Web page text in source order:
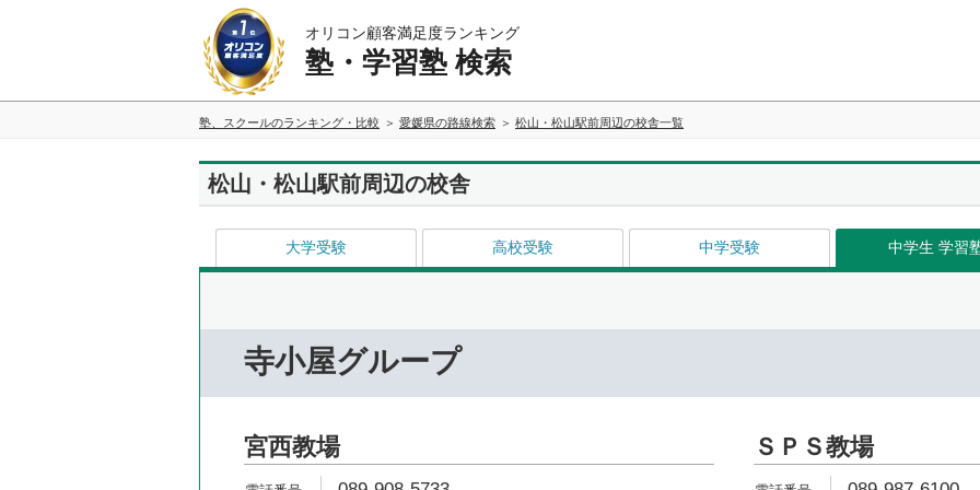
オリコン顧客満足度ランキング
塾・学習塾 検索
塾、スクールのランキング・比較 愛媛県の路線検索 松山・松山駅前周辺の校舎一覧
松山・松山駅前周辺の校舎
大学受験 高校受験 中学受験 中学生 学習
寺小屋グループ
宮西教場 ＳＰＳ教場